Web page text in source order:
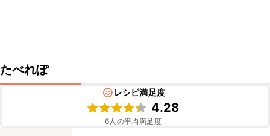
たべれぽ
レシピ満足度
4.28
6人の平均満足度